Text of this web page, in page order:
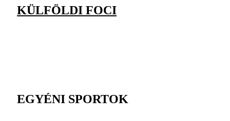
KÜLFÖLDI FOCI
EGYÉNI SPORTOK